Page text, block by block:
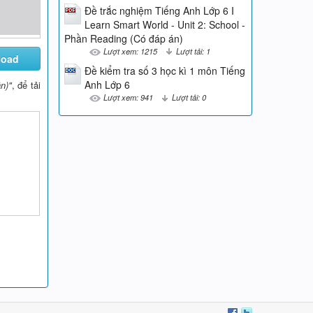
, để tải
Đề trắc nghiệm Tiếng Anh Lớp 6 I
Learn Smart World - Unit 2: School -
Phần Reading (Có đáp án)
Lượt xem: 1215 Lượt tải: 1
Đề kiểm tra số 3 học kì 1 môn Tiếng
Anh Lớp 6
Lượt xem: 941 Lượt tải: 0